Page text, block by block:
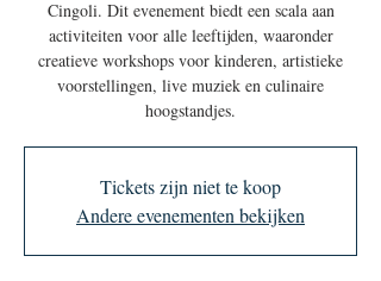
Cingoli. Dit evenement biedt een scala aan
activiteiten voor alle leeftijden, waaronder
creatieve workshops voor kinderen, artistieke
voorstellingen, live muziek en culinaire
hoogstandjes.
Tickets zijn niet te koop
Andere evenementen bekijken